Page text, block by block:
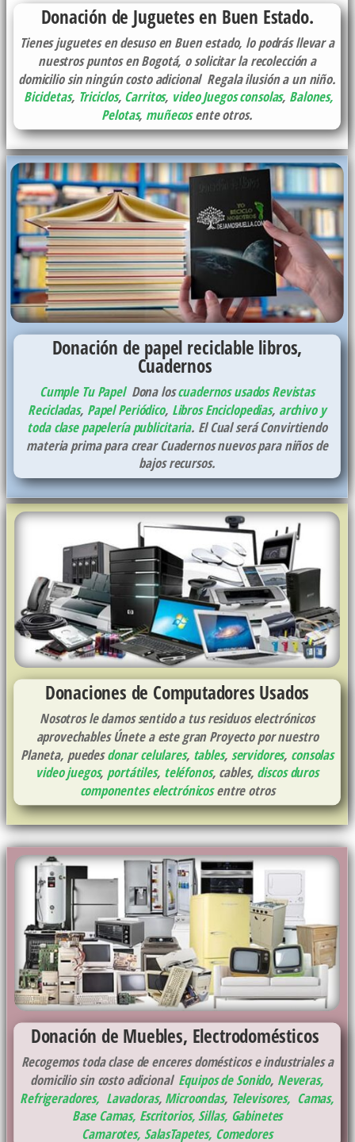
Donación de Juguetes en Buen Estado.
Tienes juguetes en desuso en Buen estado, lo podrás llevar a
nuestros puntos en Bogotá, o solicitar la recolección a
domicilio sin ningún costo adicional Regala ilusión a un niño.
Bicicletas, Triciclos, Carritos, video Juegos consolas, Balones,
Pelotas, muñecosente otros.
Donación de papel reciclable libros,
Cuadernos
Cumple Tu Papel Dona loscuadernos usadosRevistas
Recicladas, Papel Periódico, Libros Enciclopedias, archivo y
toda clase papelería publicitaria. El Cual será Convirtiendo
materia prima para crear Cuadernos nuevos para niños de
bajos recursos.
Donaciones de Computadores Usados
Nosotros le damos sentido a tus residuos electrónicos
aprovechables Únete a este gran Proyecto por nuestro
Planeta, puedesdonar celulares, tables,servidores, consolas
video juegos, portátiles, teléfonos, cables, discos duros
componentes electrónicosentre otros
Donación de Muebles, Electrodomésticos
Recogemos toda clase de enceres domésticos e industriales a
domicilio sin costo adicional Equipos de Sonido, Neveras,
Refrigeradores, Lavadoras, Microondas, Televisores, Camas,
Base Camas, Escritorios, Sillas, Gabinetes
Camarotes, SalasTapetes, Comedores